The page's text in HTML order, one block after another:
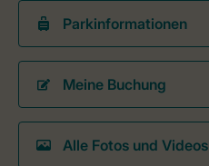
Parkinformationen
Meine Buchung
Alle Fotos und Videos